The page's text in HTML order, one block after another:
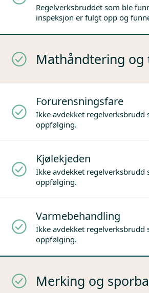
Regelverksbruddet som ble
inspeksjon er fulgt opp og
Mathåndtering og
Forurensningsfare
Ikke avdekket regelverksbrudd
oppfølging.
Kjølekjeden
Ikke avdekket regelverksbrudd
oppfølging.
Varmebehandling
Ikke avdekket regelverksbrudd
oppfølging.
Merking og